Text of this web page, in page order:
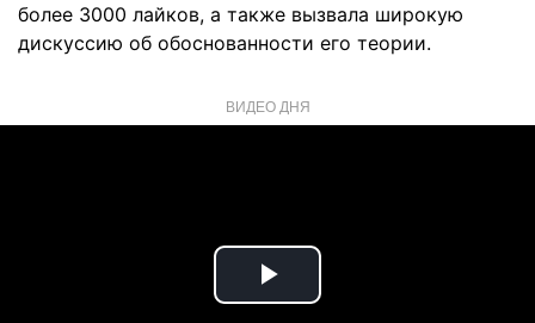
более 3000 лайков, а также вызвала широкую
дискуссию об обоснованности его теории.
ВИДЕО ДНЯ
Play